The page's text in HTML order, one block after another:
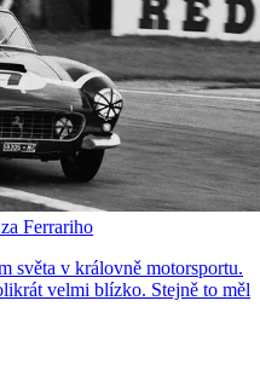
Ferrariho
světa v královně motorsportu.
velmi blízko. Stejně to měl